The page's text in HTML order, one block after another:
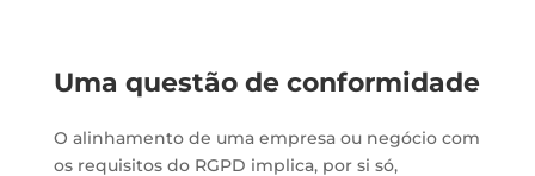
Uma questão de conformidade
O alinhamento de uma empresa ou negócio com
os requisitos do RGPD implica, por si só,